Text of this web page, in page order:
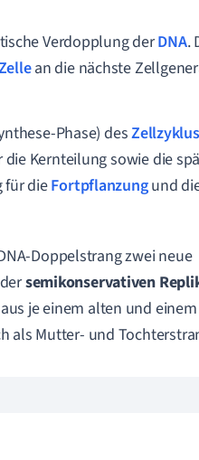
Verdopplung derDNA.
an die nächste
Phase) desZellzyklus
Kernteilung sowie die
für dieFortpflanzungund
Doppelstrang zwei neue
semikonservativen
je einem alten und
als Mutter- und